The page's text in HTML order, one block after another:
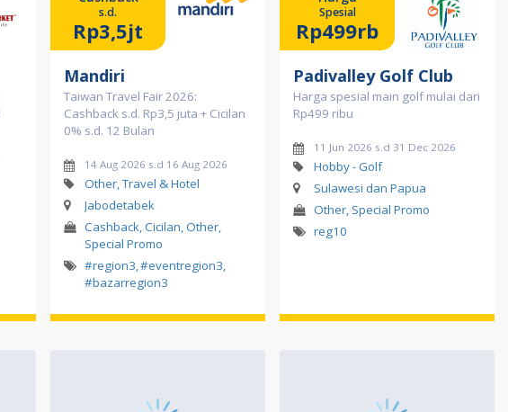
s.d.
Rp3,5jt
Mandiri
Taiwan Travel Fair 2026:
Cashback s.d. Rp3,5 juta + Cicilan
0% s.d. 12 Bulan
14 Aug 2026 s.d 16 Aug 2026
Other, Travel & Hotel
Jabodetabek
Cashback, Cicilan, Other,
Special Promo
#region3,#eventregion3,
#bazarregion3
Spesial
Rp499rb
Padivalley Golf Club
Harga spesial main golf mulai dari
Rp499 ribu
11 Jun 2026 s.d 31 Dec 2026
Hobby - Golf
Sulawesi dan Papua
Other, Special Promo
reg10